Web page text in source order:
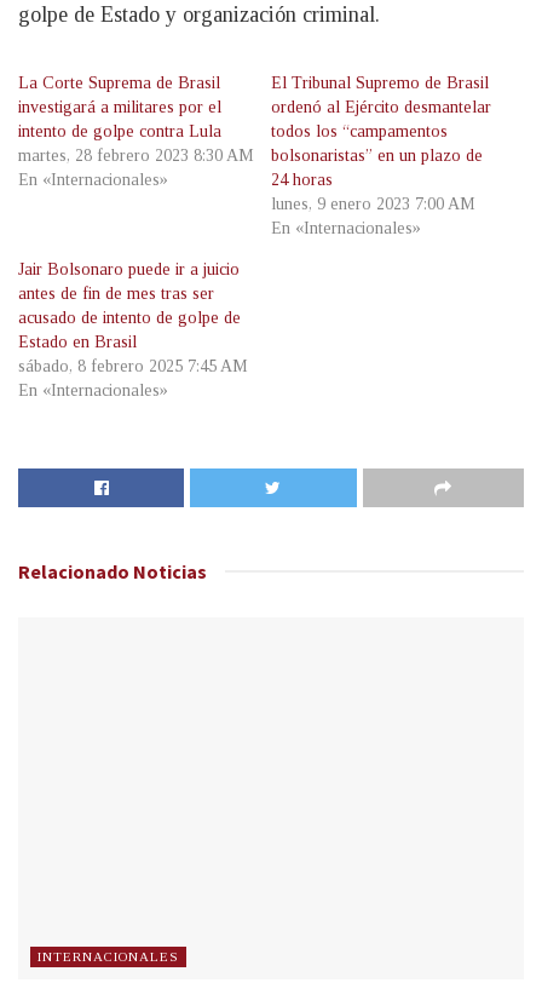
golpe de Estado y organización criminal.
La Corte Suprema de Brasil
investigará a militares por el
intento de golpe contra Lula
martes, 28 febrero 2023 8:30 AM
En «Internacionales»
El Tribunal Supremo de Brasil
ordenó al Ejército desmantelar
todos los “campamentos
bolsonaristas” en un plazo de
24 horas
lunes, 9 enero 2023 7:00 AM
En «Internacionales»
Jair Bolsonaro puede ir a juicio
antes de fin de mes tras ser
acusado de intento de golpe de
Estado en Brasil
sábado, 8 febrero 2025 7:45 AM
En «Internacionales»
Relacionado Noticias
INTERNACIONALES